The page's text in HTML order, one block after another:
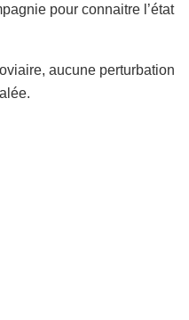
pour connaitre l’état
aucune perturbation